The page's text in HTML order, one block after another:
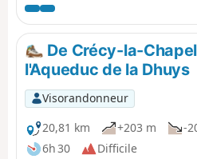
pour eux de couper du point au
visiter tous les villages du
dessous des 20 km. Seule la
alors laissée de côté.Le départ
accessibles en bus depuis la
Marne-la-Vallée, ou en train.
De Crécy-la-
l'Aqueduc de la Dhuys
Visorandonneur
20,81 km
+203 m
-
6h 30
Difficile